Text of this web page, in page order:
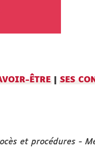
ÊTRE| SES
et procédures -